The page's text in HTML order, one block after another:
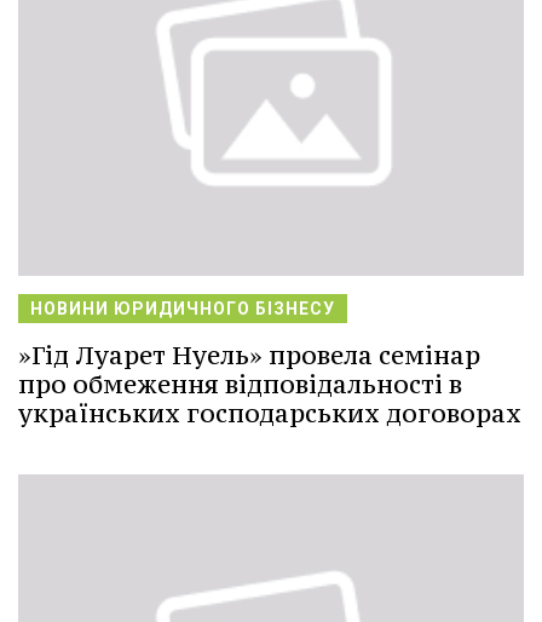
НОВИНИ ЮРИДИЧНОГО БІЗНЕСУ
»Гід Луарет Нуель» провела семінар
про обмеження відповідальності в
українських господарських договорах